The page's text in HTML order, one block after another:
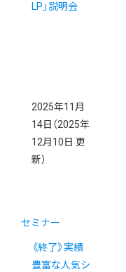
LP」説明会
2025年11月
14日 （2025年
12月10日 更
新）
セミナー
《終了》実績
豊富な人気シ